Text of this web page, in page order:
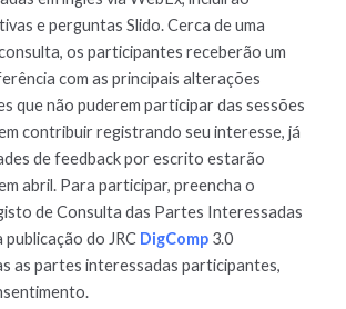
e perguntas Slido. Cerca de uma
os participantes receberão um
com as principais alterações
que não puderem participar das sessões
contribuir registrando seu interesse, já
de feedback por escrito estarão
abril. Para participar, preencha o
de Consulta das Partes Interessadas
publicação do JRC DigComp 3.0
as partes interessadas participantes,